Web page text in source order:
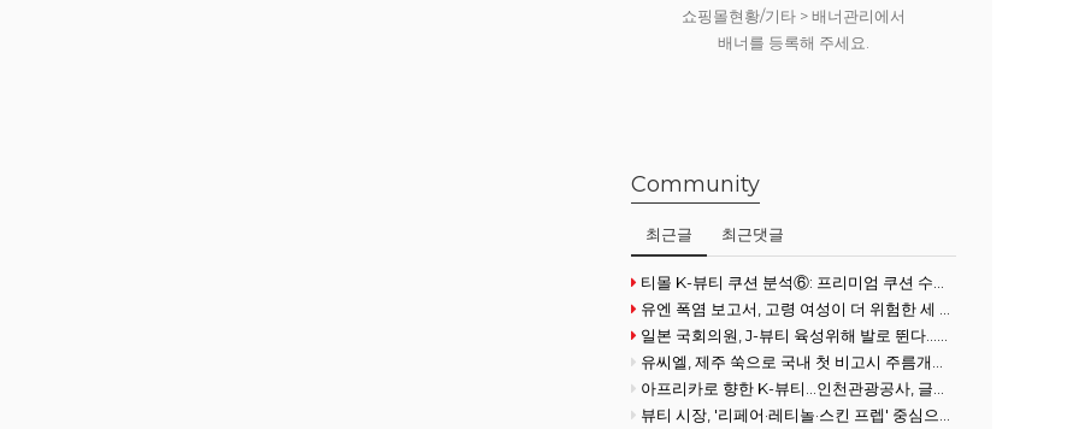
쇼핑몰현황/기타 > 배너관리에서
배너를 등록해 주세요.
Community
최근글 최근댓글
티몰 K-뷰티 쿠션 분석⑥: 프리미엄 쿠션 수요 확대
유엔 폭염 보고서, 고령 여성이 더 위험한 세 가지 이유
일본 국회의원, J-뷰티 육성위해 발로 뛴다...화장품협회 방문
유씨엘, 제주 쑥으로 국내 첫 비고시 주름개선 기능성 획득
아프리카로 향한 K-뷰티…인천관광공사, 글로벌사우스 공략 강화
뷰티 시장, '리페어·레티놀·스킨 프렙' 중심으로 전개